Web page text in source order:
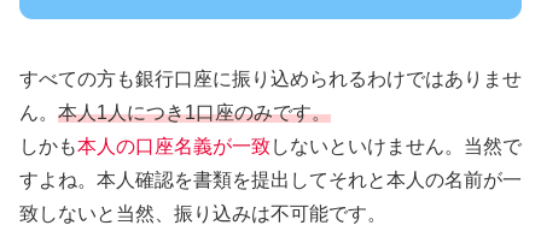
すべての方も銀行口座に振り込められるわけではありませ
ん。 本人1人につき1口座のみです。
しかも本人の口座名義が一致しないといけません。当然で
すよね。本人確認を書類を提出してそれと本人の名前が一
致しないと当然、振り込みは不可能です。